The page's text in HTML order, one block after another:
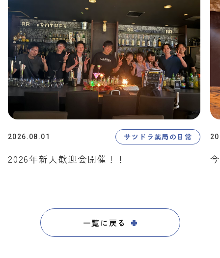
2026.08.01 サツドラ薬局の日常
2026年新人歓迎会開催！！
一覧に戻る